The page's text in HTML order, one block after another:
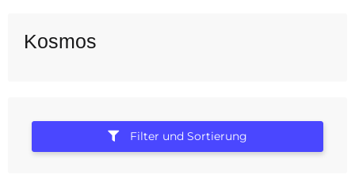
Kosmos
Filter und Sortierung